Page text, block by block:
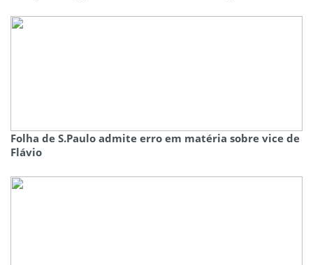
Folha de S.Paulo admite erro em matéria sobre vice de
Flávio